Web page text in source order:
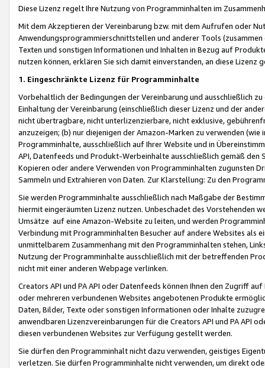
Diese Lizenz regelt Ihre Nutzung von Programminhalten im
Mit dem Akzeptieren der Vereinbarung bzw. mit dem Aufrufen oder
Anwendungsprogrammierschnittstellen und anderer Tools (zusammen
Texten und sonstigen Informationen und Inhalten in Bezug auf
nutzen können, erklären Sie sich damit einverstanden, an diese Lizenz
1. Eingeschränkte Lizenz für Programminhalte
Vorbehaltlich der Bedingungen der Vereinbarung und ausschließlich
Einhaltung der Vereinbarung (einschließlich dieser Lizenz und der
nicht übertragbare, nicht unterlizenzierbare, nicht exklusive,
anzuzeigen; (b) nur diejenigen der Amazon-Marken zu verwenden
Programminhalte, ausschließlich auf Ihrer Website und in
API, Datenfeeds und Produkt-Werbeinhalte ausschließlich gemäß
Kopieren oder andere Verwenden von Programminhalten zugunsten
Sammeln und Extrahieren von Daten. Zur Klarstellung: Zu den
Sie werden Programminhalte ausschließlich nach Maßgabe der
hiermit eingeräumten Lizenz nutzen. Unbeschadet des Vorstehenden
Umsätze auf eine Amazon-Website zu leiten, und werden
Verbindung mit Programminhalten Besucher auf andere Websites als
unmittelbarem Zusammenhang mit den Programminhalten stehen,
Nutzung der Programminhalte ausschließlich mit der betreffenden
nicht mit einer anderen Webpage verlinken.
Creators API und PA API oder Datenfeeds können Ihnen den Zugriff
oder mehreren verbundenen Websites angebotenen Produkte
Daten, Bilder, Texte oder sonstigen Informationen oder Inhalte
anwendbaren Lizenzvereinbarungen für die Creators API und PA API
diesen verbundenen Websites zur Verfügung gestellt werden.
Sie dürfen den Programminhalt nicht dazu verwenden, geistiges
verletzen. Sie dürfen Programminhalte nicht verwenden, um direkt